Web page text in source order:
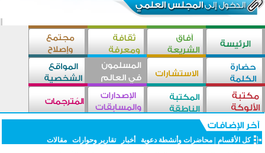
كل الأقسام |محاضرات وأنشطة دعوية أخبار تقارير وحوارات مقالات